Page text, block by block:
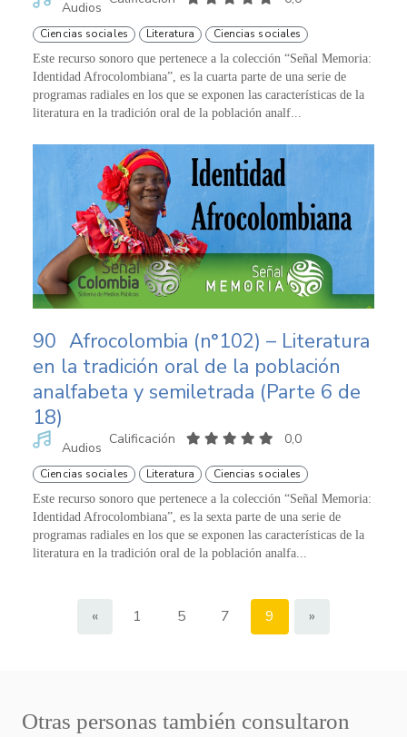
Audios
Ciencias sociales Literatura Ciencias sociales
Este recurso sonoro que pertenece a la colección “Señal Memoria:
Identidad Afrocolombiana”, es la cuarta parte de una serie de
programas radiales en los que se exponen las características de la
literatura en la tradición oral de la población analf...
90 Afrocolombia (n°102) – Literatura
en la tradición oral de la población
analfabeta y semiletrada (Parte 6 de
18)
Audios
Calificación 0,0
Ciencias sociales Literatura Ciencias sociales
Este recurso sonoro que pertenece a la colección “Señal Memoria:
Identidad Afrocolombiana”, es la sexta parte de una serie de
programas radiales en los que se exponen las características de la
literatura en la tradición oral de la población analfa...
« 1 5 7 9 »
Otras personas también consultaron